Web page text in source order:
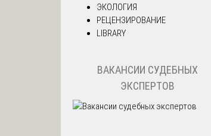
ЭКОЛОГИЯ
РЕЦЕНЗИРОВАНИЕ
LIBRARY
ВАКАНСИИ СУДЕБНЫХ
ЭКСПЕРТОВ